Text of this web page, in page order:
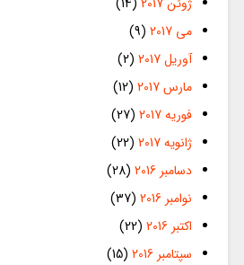
می 2017
(9)
آوریل 2017
(2)
مارس 2017
(12)
فوریه 2017
(27)
ژانویه 2017
(22)
دسامبر 2016
(28)
نوامبر 2016
(37)
اکتبر 2016
(22)
سپتامبر 2016
(15)